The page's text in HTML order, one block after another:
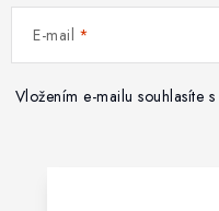
E-mail
Vložením e-mailu souhlasíte s